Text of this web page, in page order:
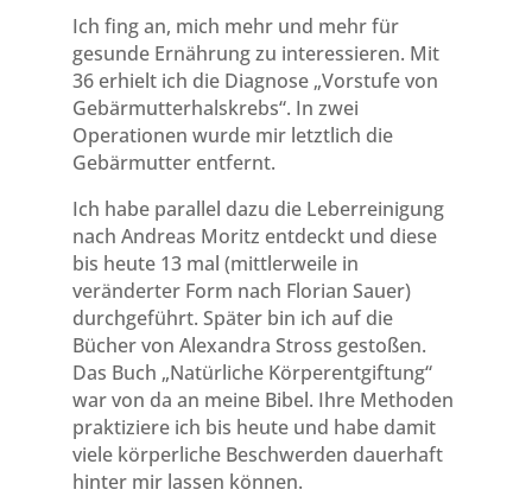
Ich fing an, mich mehr und mehr für
gesunde Ernährung zu interessieren. Mit
36 erhielt ich die Diagnose „Vorstufe von
Gebärmutterhalskrebs“. In zwei
Operationen wurde mir letztlich die
Gebärmutter entfernt.
Ich habe parallel dazu die Leberreinigung
nach Andreas Moritz entdeckt und diese
bis heute 13 mal (mittlerweile in
veränderter Form nach Florian Sauer)
durchgeführt. Später bin ich auf die
Bücher von Alexandra Stross gestoßen.
Das Buch „Natürliche Körperentgiftung“
war von da an meine Bibel. Ihre Methoden
praktiziere ich bis heute und habe damit
viele körperliche Beschwerden dauerhaft
hinter mir lassen können.